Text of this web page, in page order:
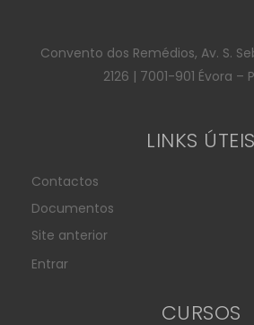
Convento dos Remédios, Av. S.
2126 | 7001-901 Évora –
LINKS ÚTEIS
Contactos
Documentos
Site anterior
Entrar
CURSOS